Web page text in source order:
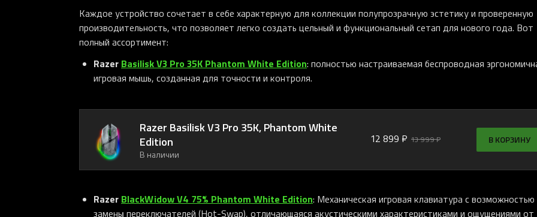
Каждое устройство сочетает в себе характерную для коллекции полупрозрачную эстетику и проверенную
производительность, что позволяет легко создать цельный и функциональный сетап для нового года. Вот
полный ассортимент:
Razer Basilisk V3 Pro 35K Phantom White Edition: полностью настраиваемая беспроводная
игровая мышь, созданная для точности и контроля.
Razer Basilisk V3 Pro 35K, Phantom White
Edition
В наличии
12 899 ₽ 13 999 ₽ В КОРЗИНУ
Razer BlackWidow V4 75% Phantom White Edition: Механическая игровая клавиатура с возможностью
замены переключателей (Hot-Swap), отличающаяся акустическими характеристиками и ощущениями от